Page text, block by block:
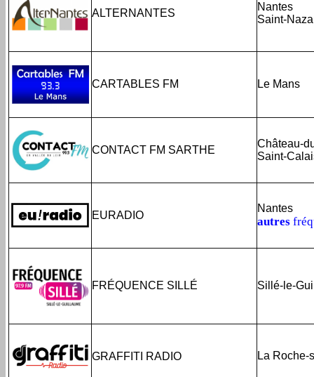
ALTERNANTES
Nantes
Saint-
CARTABLES FM Le Mans
CONTACT FM SARTHE
Château-
Saint-
EURADIO
Nantes
autres
FRÉQUENCE SILLÉ Sillé-le-
GRAFFITI RADIO La Roche-